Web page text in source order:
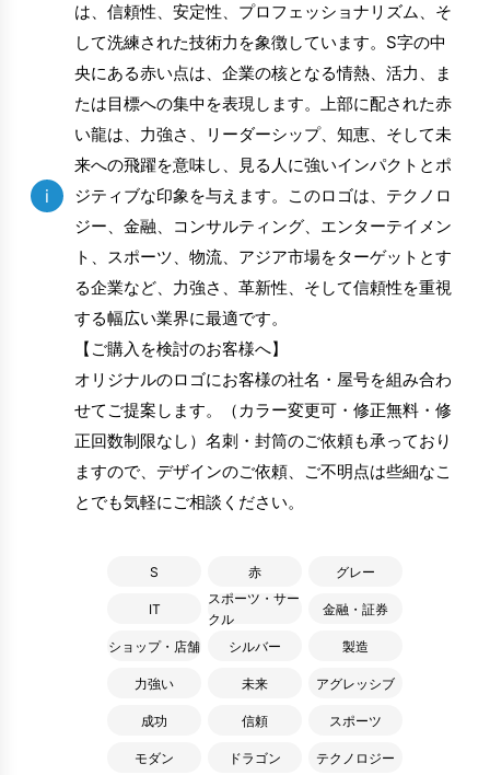
i
は、信頼性、安定性、プロフェッショナリズム、そ
して洗練された技術力を象徴しています。S字の中
央にある赤い点は、企業の核となる情熱、活力、ま
たは目標への集中を表現します。上部に配された赤
い龍は、力強さ、リーダーシップ、知恵、そして未
来への飛躍を意味し、見る人に強いインパクトとポ
ジティブな印象を与えます。このロゴは、テクノロ
ジー、金融、コンサルティング、エンターテイメン
ト、スポーツ、物流、アジア市場をターゲットとす
る企業など、力強さ、革新性、そして信頼性を重視
する幅広い業界に最適です。
【ご購入を検討のお客様へ】
オリジナルのロゴにお客様の社名・屋号を組み合わ
せてご提案します。（カラー変更可・修正無料・修
正回数制限なし）名刺・封筒のご依頼も承っており
ますので、デザインのご依頼、ご不明点は些細なこ
とでも気軽にご相談ください。
S 赤 グレー
IT
スポーツ・サー
クル
金融・証券
ショップ・店舗 シルバー 製造
力強い 未来 アグレッシブ
成功 信頼 スポーツ
モダン ドラゴン
テクノロジー